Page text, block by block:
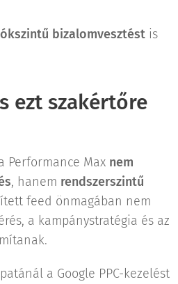
bizalomvesztést is
ezt szakértőre
Performance Max nem
, hanem rendszerszintű
feed önmagában nem
a kampánystratégia és az
a Google PPC-kezelést